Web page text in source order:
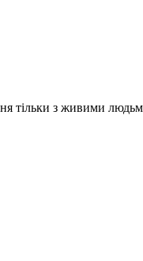
тільки з живими